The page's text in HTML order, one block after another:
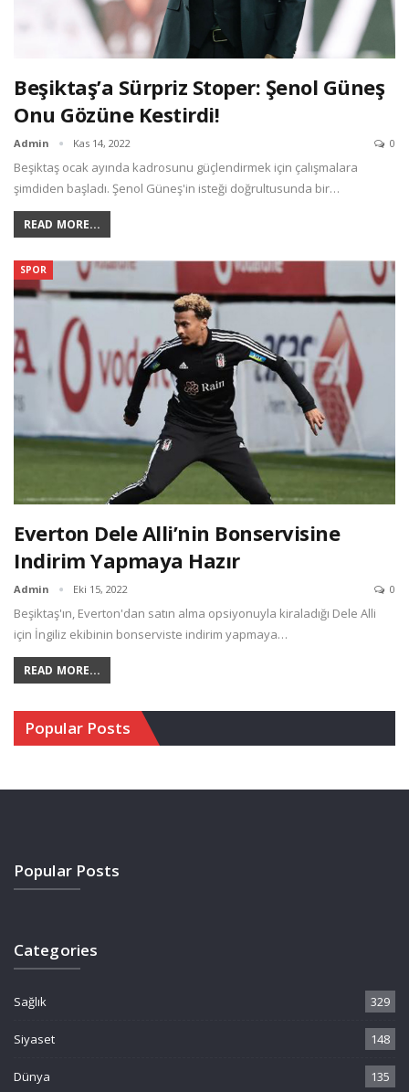
Beşiktaş’a Sürpriz Stoper: Şenol Güneş
Onu Gözüne Kestirdi!
Admin Kas 14, 2022 0
Beşiktaş ocak ayında kadrosunu güçlendirmek için çalışmalara
şimdiden başladı. Şenol Güneş'in isteği doğrultusunda bir…
READ MORE...
SPOR
Everton Dele Alli’nin Bonservisine
Indirim Yapmaya Hazır
Admin Eki 15, 2022 0
Beşiktaş'ın, Everton'dan satın alma opsiyonuyla kiraladığı Dele Alli
için İngiliz ekibinin bonserviste indirim yapmaya…
READ MORE...
Popular Posts
Popular Posts
Categories
Sağlık 329
Siyaset 148
Dünya 135